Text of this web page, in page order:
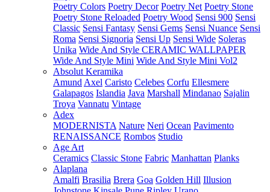
Poetry Colors Poetry Decor Poetry Net Poetry Stone
Poetry Stone Reloaded Poetry Wood Sensi 900 Sensi
Classic Sensi Fantasy Sensi Gems Sensi Nuance Sensi
Roma Sensi Signoria Sensi Up Sensi Wide Soleras
Unika Wide And Style CERAMIC WALLPAPER
Wide And Style Mini Wide And Style Mini Vol2
Absolut Keramika
Amund Axel Caristo Celebes Corfu Ellesmere
Galapagos Islandia Java Marshall Mindanao Sajalin
Troya Vannatu Vintage
Adex
MODERNISTA Nature Neri Ocean Pavimento
RENAISSANCE Rombos Studio
Age Art
Ceramics Classic Stone Fabric Manhattan Planks
Alaplana
Amalfi Brasilia Brera Goa Golden Hill Illusion